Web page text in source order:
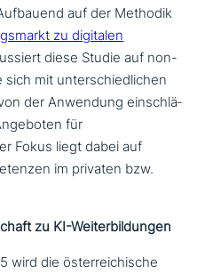
auf der Methodik
zu digitalen
diese Studie auf non-
sich mit unter­schied­li­chen
der Anwendung ein­schlä­
für
Fokus liegt dabei auf
im privaten bzw.
zu KI-Weiterbildungen
wird die öster­rei­chi­sche